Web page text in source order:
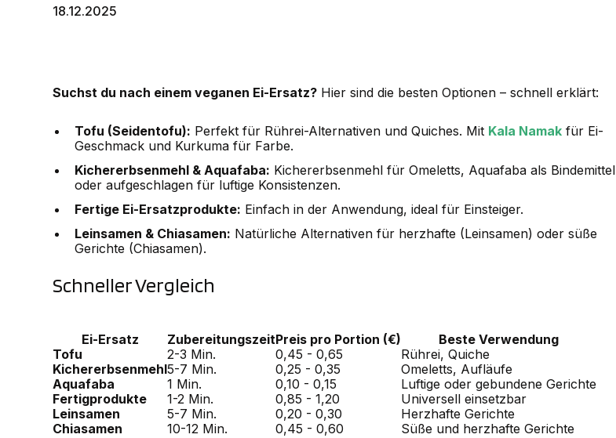
18.12.2025
Suchst du nach einem veganen Ei-Ersatz? Hier sind die besten Optionen – schnell erklärt:
Tofu (Seidentofu): Perfekt für Rührei-Alternativen und Quiches. Mit Kala Namak für Ei-
Geschmack und Kurkuma für Farbe.
Kichererbsenmehl & Aquafaba: Kichererbsenmehl für Omeletts, Aquafaba als Bindemittel
oder aufgeschlagen für luftige Konsistenzen.
Fertige Ei-Ersatzprodukte: Einfach in der Anwendung, ideal für Einsteiger.
Leinsamen & Chiasamen: Natürliche Alternativen für herzhafte (Leinsamen) oder süße
Gerichte (Chiasamen).
Schneller Vergleich
Ei-Ersatz ZubereitungszeitPreis pro Portion (€)
Beste Verwendung
Tofu
2-3 Min. 0,45 - 0,65
Rührei, Quiche
Kichererbsenmehl5-7 Min. 0,25 - 0,35
Omeletts, Aufläufe
Aquafaba
1 Min. 0,10 - 0,15
Luftige oder gebundene Gerichte
Fertigprodukte
1-2 Min. 0,85 - 1,20
Universell einsetzbar
Leinsamen
5-7 Min. 0,20 - 0,30
Herzhafte Gerichte
Chiasamen
10-12 Min. 0,45 - 0,60 Süße und herzhafte Gerichte